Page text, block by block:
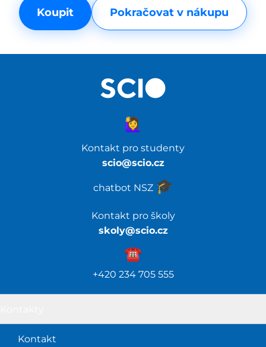
Pokračovat v nákupu
Koupit
Kontakt pro studenty
scio@scio.cz
chatbot NSZ 🎓️
🙋‍♀️
Kontakt pro školy
skoly@scio.cz
☎️️
+420 234 705 555
Kontakt